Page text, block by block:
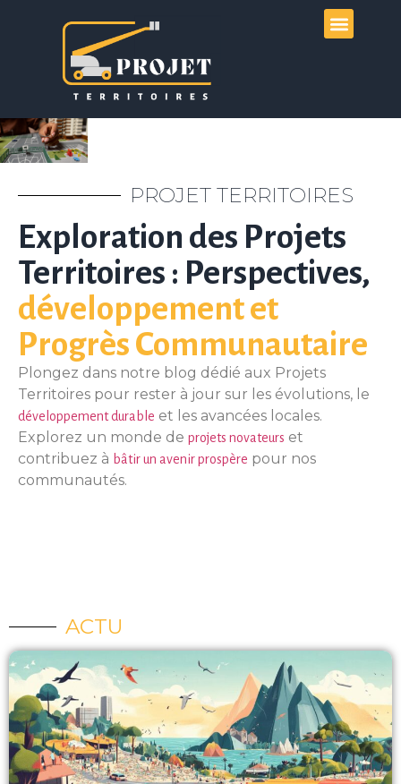
PROJET TERRITOIRES
Exploration des Projets
Territoires : Perspectives,
développement et
Progrès Communautaire
Plongez dans notre blog dédié aux Projets
Territoires pour rester à jour sur les évolutions, le
développement durable et les avancées locales.
Explorez un monde de projets novateurs et
contribuez à bâtir un avenir prospère pour nos
communautés.
ACTU